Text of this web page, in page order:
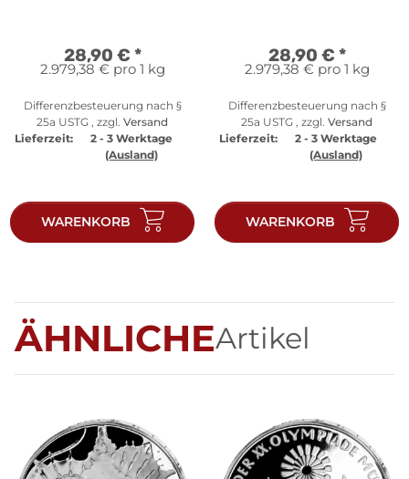
28,90 € *
2.979,38 € pro 1 kg
Differenzbesteuerung nach §
25a USTG , zzgl. Versand
Lieferzeit:
2 - 3 Werktage
(Ausland)
WARENKORB
28,90 € *
2.979,38 € pro 1 kg
Differenzbesteuerung nach §
25a USTG , zzgl. Versand
Lieferzeit:
2 - 3 Werktage
(Ausland)
WARENKORB
ÄHNLICHEArtikel